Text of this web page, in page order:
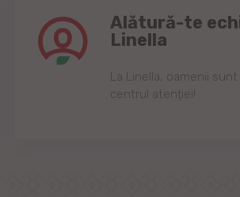
Alătură-te
Linella
Lа Linellа, oаmenii
centrul аtenției!